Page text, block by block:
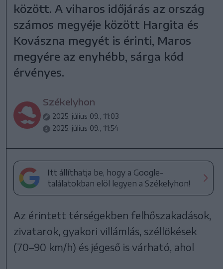
között. A viharos időjárás az ország
számos megyéje között Hargita és
Kovászna megyét is érinti, Maros
megyére az enyhébb, sárga kód
érvényes.
Székelyhon
2025. július 09., 11:03
2025. július 09., 11:54
Itt állíthatja be, hogy a Google-
találatokban elöl legyen a Székelyhon!
Az érintett térségekben felhőszakadások,
zivatarok, gyakori villámlás, széllökések
(70–90 km/h) és jégeső is várható, ahol